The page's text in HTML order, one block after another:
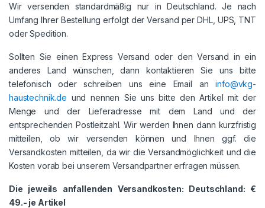
Wir versenden standardmäßig nur in Deutschland. Je nach
Umfang Ihrer Bestellung erfolgt der Versand per DHL, UPS, TNT
oder Spedition.
Sollten Sie einen Express Versand oder den Versand in ein
anderes Land wünschen, dann kontaktieren Sie uns bitte
telefonisch oder schreiben uns eine Email aninfo@vkg-
haustechnik.de und nennen Sie uns bitte den Artikel mit der
Menge und der Lieferadresse mit dem Land und der
entsprechenden Postleitzahl. Wir werden Ihnen dann kurzfristig
mitteilen, ob wir versenden können und Ihnen ggf. die
Versandkosten mitteilen, da wir die Versandmöglichkeit und die
Kosten vorab bei unserem Versandpartner erfragen müssen.
Die jeweils anfallenden Versandkosten: Deutschland: €
49.- je Artikel